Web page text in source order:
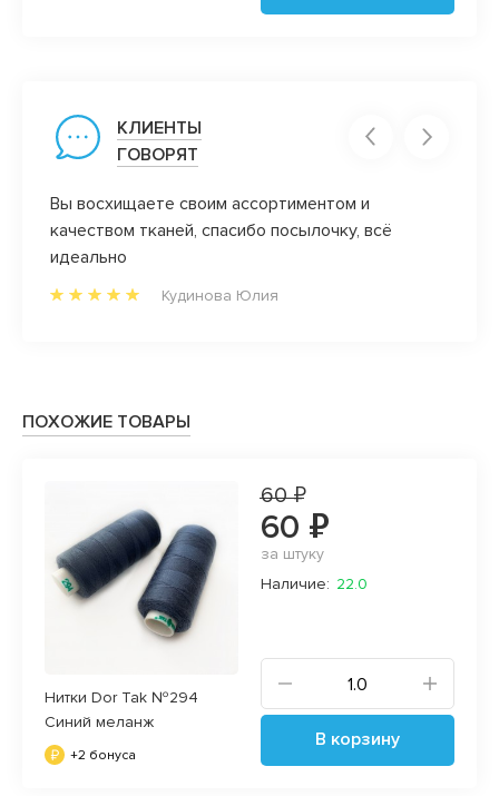
КЛИЕНТЫ
ГОВОРЯТ
Вы восхищаете своим ассортиментом и
качеством тканей, спасибо посылочку, всё
идеально
Кудинова Юлия
ПОХОЖИЕ ТОВАРЫ
Нитки Dor Tak №294
Синий меланж
+2 бонуса
60 ₽
60 ₽
за штуку
Наличие: 22.0
В корзину